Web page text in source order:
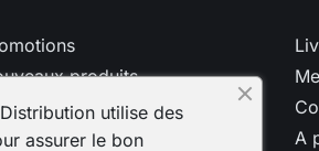
produits
ventes
A
utilise des
assurer le bon